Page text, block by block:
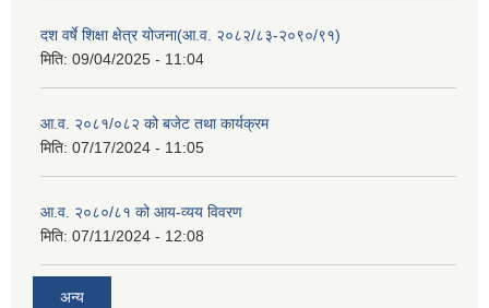
दश वर्षे शिक्षा क्षेत्र योजना(आ.व. २०८२/८३-२०९०/९१)
मिति: 09/04/2025 - 11:04
आ.व. २०८१/०८२ को बजेट तथा कार्यक्रम
मिति: 07/17/2024 - 11:05
आ.व. २०८०/८१ को आय-व्यय विवरण
मिति: 07/11/2024 - 12:08
अन्य